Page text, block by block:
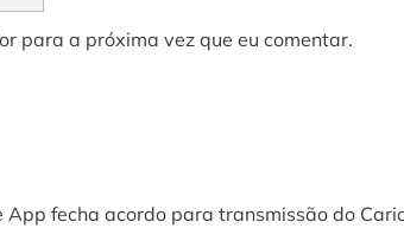
para a próxima vez que eu comentar.
App fecha acordo para transmissão do